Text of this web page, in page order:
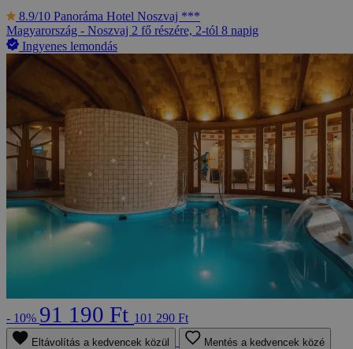
8.9/10 Panoráma Hotel Noszvaj ***
Magyarország - Noszvaj 2 fő részére, 2-tól 8 napig
Ingyenes lemondás
- 10% 91 190 Ft 101 290 Ft
Eltávolítás a kedvencek közül Mentés a kedvencek közé